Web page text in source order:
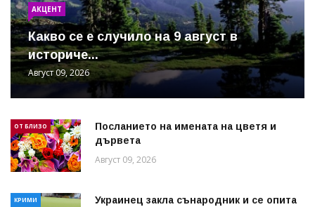
АКЦЕНТ
Какво се е случило на 9 август в
историче...
Август 09, 2026
ОТ БЛИЗО
Посланието на имената на цветя и
дървета
Август 09, 2026
КРИМИ
Украинец закла сънародник и се опита